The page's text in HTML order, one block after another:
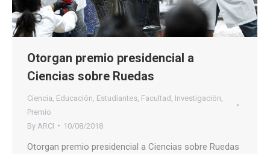
Otorgan premio presidencial a
Ciencias sobre Ruedas
Ciencia Educación Estudiantes Facultad Investigación
Premio
By ARCI 10/08/2018
Otorgan premio presidencial a Ciencias sobre Ruedas